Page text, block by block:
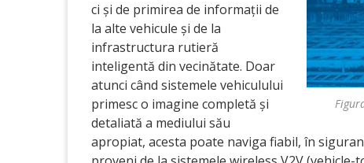
ci și de primirea de informații de
la alte vehicule și de la
infrastructura rutieră
inteligentă din vecinătate. Doar
atunci când sistemele vehiculului
primesc o imagine completă și
detaliată a mediului său
apropiat, acesta poate naviga fiabil, în